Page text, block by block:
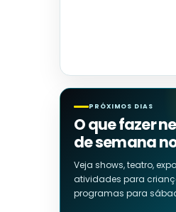
PRÓXIMOS DIAS
O que fazer
de semana
Veja shows, teatro,
atividades para
programas para